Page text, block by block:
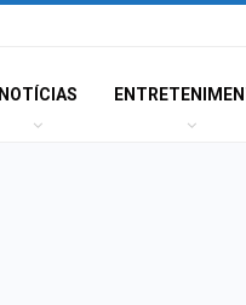
NOTÍCIAS